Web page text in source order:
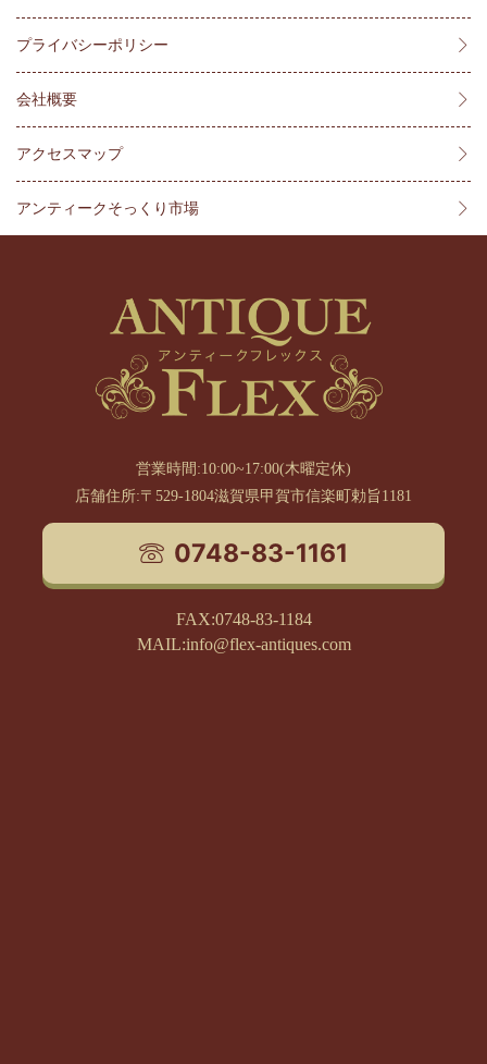
プライバシーポリシー
会社概要
アクセスマップ
アンティークそっくり市場
営業時間:10:00~17:00(木曜定休)
店舗住所:〒529-1804滋賀県甲賀市信楽町勅旨1181
0748-83-1161
FAX:0748-83-1184
MAIL:info@flex-antiques.com